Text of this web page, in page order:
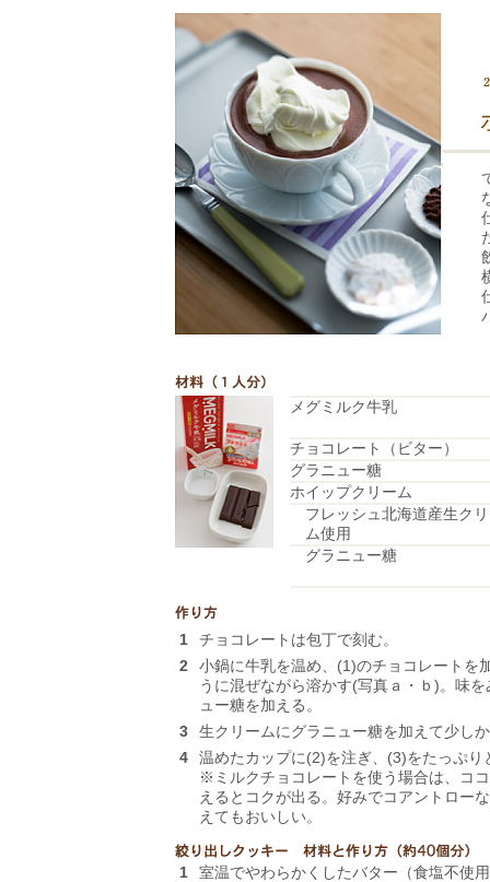
メグミルク牛乳
チョコレート（ビター）
グラニュー糖
ホイップクリーム
フレッシュ北海道産生ク
ム使用
グラニュー糖
1
チョコレートは包丁で刻む。
2
小鍋に牛乳を温め、(1)のチョコレートを
うに混ぜながら溶かす(写真ａ・ｂ)。味
ュー糖を加える。
3
生クリームにグラニュー糖を加えて少し
4
温めたカップに(2)を注ぎ、(3)をたっぷり
※ミルクチョコレートを使う場合は、コ
えるとコクが出る。好みでコアントロー
えてもおいしい。
1
室温でやわらかくしたバター（食塩不使